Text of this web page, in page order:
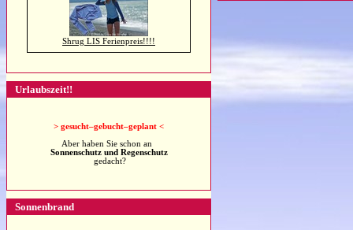
Shrug LIS Ferienpreis!!!!
Urlaubszeit!!
> gesucht–gebucht–geplant <
Aber haben Sie schon an
Sonnenschutz und Regenschutz
gedacht?
Sonnenbrand